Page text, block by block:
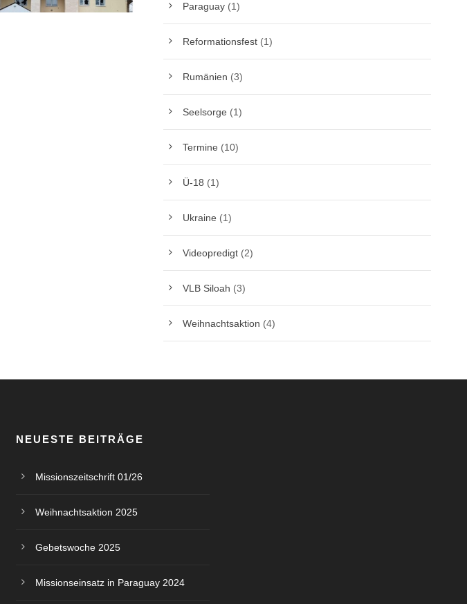
Paraguay (1)
Reformationsfest (1)
Rumänien (3)
Seelsorge (1)
Termine (10)
Ü-18 (1)
Ukraine (1)
Videopredigt (2)
VLB Siloah (3)
Weihnachtsaktion (4)
NEUESTE BEITRÄGE
Missionszeitschrift 01/26
Weihnachtsaktion 2025
Gebetswoche 2025
Missionseinsatz in Paraguay 2024